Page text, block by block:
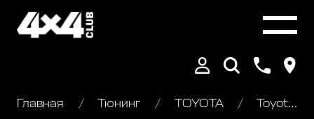
Главная Тюнинг TOYOTA Toyota Land Cruiser 75. Внедорожный тюнинг (8)